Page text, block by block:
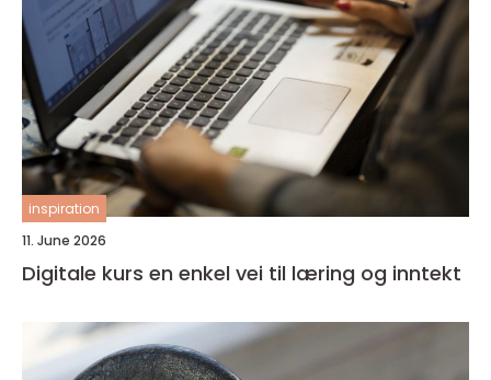
inspiration
11. June 2026
Digitale kurs en enkel vei til læring og inntekt